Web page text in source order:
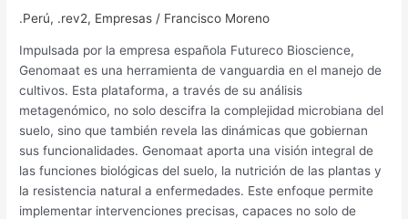
.Perú, .rev2, Empresas / Francisco Moreno
Impulsada por la empresa española Futureco Bioscience,
Genomaat es una herramienta de vanguardia en el manejo de
cultivos. Esta plataforma, a través de su análisis
metagenómico, no solo descifra la complejidad microbiana del
suelo, sino que también revela las dinámicas que gobiernan
sus funcionalidades. Genomaat aporta una visión integral de
las funciones biológicas del suelo, la nutrición de las plantas y
la resistencia natural a enfermedades. Este enfoque permite
implementar intervenciones precisas, capaces no solo de